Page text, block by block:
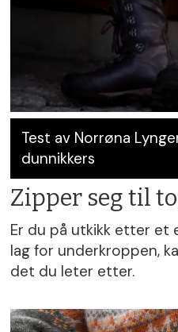
· Kronisk prostatitt og
erektil dysfunksjon.
Kilde: NHI
Test av Norrøna
dunnikkers
Zipper seg til
Er du på utkikk etter et
lag for underkroppen,
det du leter etter.